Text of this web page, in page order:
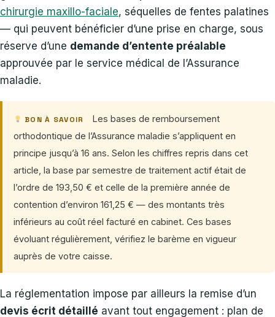
chirurgie maxillo-faciale, séquelles de fentes palatines
— qui peuvent bénéficier d’une prise en charge, sous
réserve d’une demande d’entente préalable
approuvée par le service médical de l’Assurance
maladie.
BON À SAVOIR
Les bases de remboursement
orthodontique de l’Assurance maladie s’appliquent en
principe jusqu’à 16 ans. Selon les chiffres repris dans cet
article, la base par semestre de traitement actif était de
l’ordre de 193,50 € et celle de la première année de
contention d’environ 161,25 € — des montants très
inférieurs au coût réel facturé en cabinet. Ces bases
évoluant régulièrement, vérifiez le barème en vigueur
auprès de votre caisse.
La réglementation impose par ailleurs la remise d’un
devis écrit détaillé avant tout engagement : plan de